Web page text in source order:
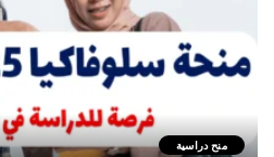
منح دراسية